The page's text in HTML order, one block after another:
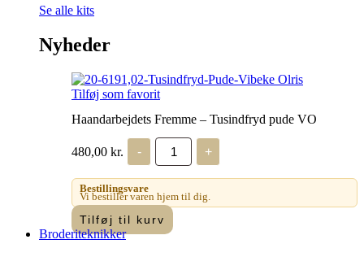
Se alle kits
Nyheder
Tilføj som favorit
Haandarbejdets Fremme – Tusindfryd pude VO
480,00 kr. -
Haandarbejdets
Fremme
-
Tusindfryd
pude
VO
antal
+
Bestillingsvare
Vi bestiller varen hjem til dig.
Tilføj til kurv
Broderiteknikker